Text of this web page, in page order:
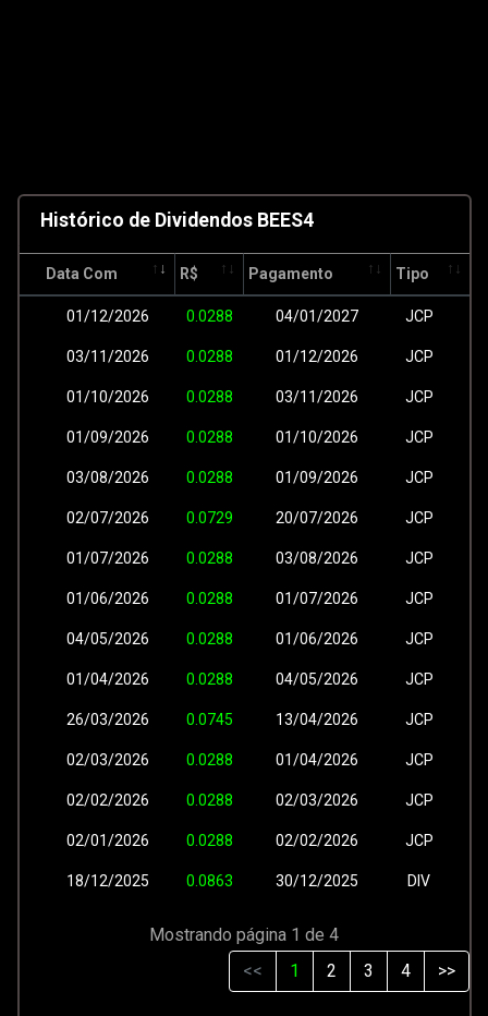
Histórico de Dividendos BEES4
Data Com R$ Pagamento Tipo
01/12/2026 0.0288 04/01/2027 JCP
03/11/2026 0.0288 01/12/2026 JCP
01/10/2026 0.0288 03/11/2026 JCP
01/09/2026 0.0288 01/10/2026 JCP
03/08/2026 0.0288 01/09/2026 JCP
02/07/2026 0.0729 20/07/2026 JCP
01/07/2026 0.0288 03/08/2026 JCP
01/06/2026 0.0288 01/07/2026 JCP
04/05/2026 0.0288 01/06/2026 JCP
01/04/2026 0.0288 04/05/2026 JCP
26/03/2026 0.0745 13/04/2026 JCP
02/03/2026 0.0288 01/04/2026 JCP
02/02/2026 0.0288 02/03/2026 JCP
02/01/2026 0.0288 02/02/2026 JCP
18/12/2025 0.0863 30/12/2025 DIV
Mostrando página 1 de 4
<<
1 2 3 4 >>